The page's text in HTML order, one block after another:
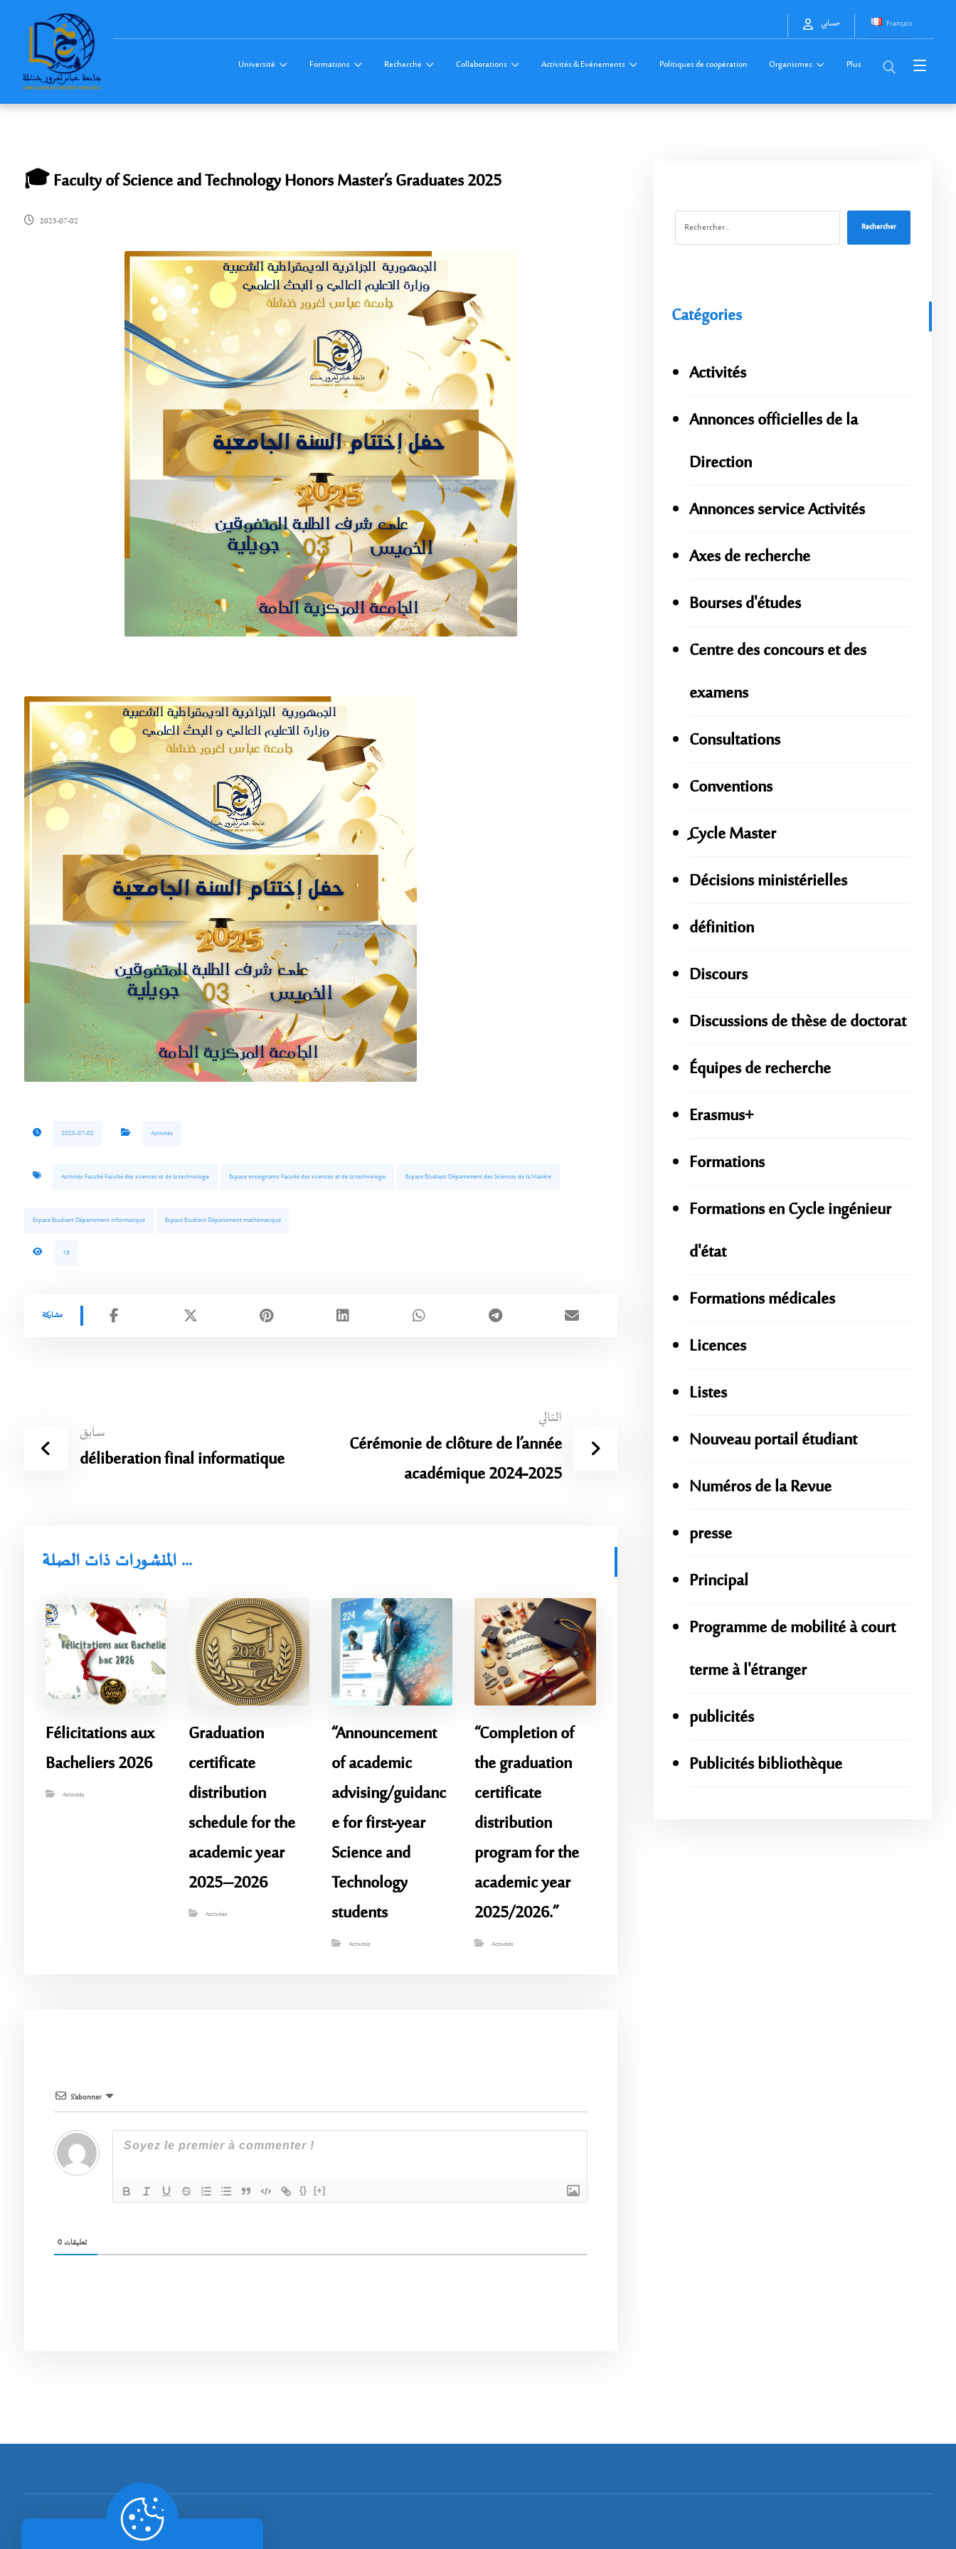
Français حسابي
Université Formations Recherche Collaborations Activités & Evénements Politiques de coopération Organismes Plus
🎓 Faculty of Science and Technology Honors Master’s Graduates 2025
2025-07-02
2025-07-02 Activités
Activités Faculté Faculté des sciences et de la technologie Espace enseignants Faculté des sciences et de la technologie Espace Etudiant Département des Sciences de la Matière
Espace Etudiant Département informatique Espace Etudiant Département mathématique
19
سابق
déliberation final informatique
التالي
Cérémonie de clôture de l’année
académique 2024-2025
المنشورات ذات الصلة ...
Félicitations aux
Bacheliers 2026
Activités
Graduation
certificate
distribution
schedule for the
academic year
2025–2026
Activités
“Announcement
of academic
advising/guidanc
e for first-year
Science and
Technology
students
Activités
“Completion of
the graduation
certificate
distribution
program for the
academic year
2025/2026.”
Activités
S’abonner
{} [+]
0تعليقات
Rechercher
Catégories
Activités
Annonces officielles de la
Direction
Annonces service Activités
Axes de recherche
Bourses d'études
Centre des concours et des
examens
Consultations
Conventions
ِِِCycle Master
Décisions ministérielles
définition
Discours
Discussions de thèse de doctorat
Équipes de recherche
Erasmus+
Formations
Formations en Cycle ingénieur
d'état
Formations médicales
Licences
Listes
Nouveau portail étudiant
Numéros de la Revue
presse
Principal
Programme de mobilité à court
terme à l'étranger
publicités
Publicités bibliothèque